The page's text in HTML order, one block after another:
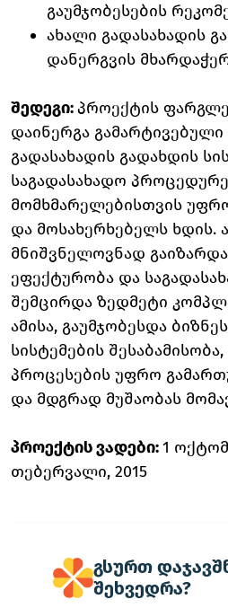
გაუმჯობესების
ახალი გადასახადის
დანერგვის
შედეგი:პროექტის
დაინერგა
გადასახადის გადახდის
საგადასახადო
მომხმარელებისთვის
და მოსახერხებელს ხდის.
მნიშვნელოვნად
ეფექტურობა და
შემცირდა ზედმეტი
ამისა, გაუმჯობესდა
სისტემების
პროცესების უფრო
და მდგრად მუშაობას
პროექტის ვადები:1
თებერვალი, 2015
გსურთ
შეხვედრა?